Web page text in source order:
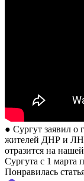
● Сургут заявил о
жителей ДНР и
отразится на
Сургута с 1 марта
Понравилась